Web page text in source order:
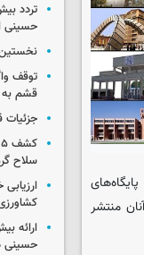
منتشر
حسینی
قشم به
جزئیات
سلاح
حسینی